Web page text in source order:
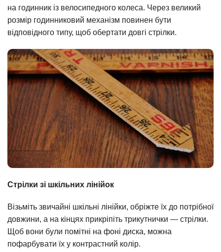
на годинник із велосипедного колеса. Через великий
розмір годинниковий механізм повинен бути
відповідного типу, щоб обертати довгі стрілки.
Стрілки зі шкільних лінійок
Візьміть звичайні шкільні лінійки, обріжте їх до потрібної
довжини, а на кінцях прикріпіть трикутнички — стрілки.
Щоб вони були помітні на фоні диска, можна
пофарбувати їх у контрастний колір.